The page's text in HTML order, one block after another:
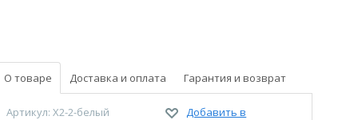
О товаре Доставка и оплата Гарантия и возврат
Артикул: X2-2-белый
Добавить в